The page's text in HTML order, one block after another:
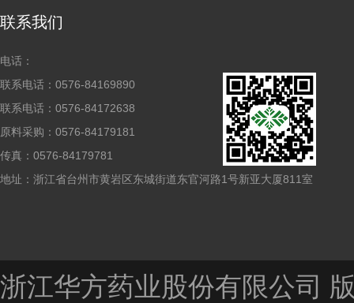
联系我们
电话：
联系电话：0576-84169890
联系电话：0576-84172638
原料采购：0576-84179181
传真：0576-84179781
地址：浙江省台州市黄岩区东城街道东官河路1号新亚大厦811室
浙江华方药业股份有限公司